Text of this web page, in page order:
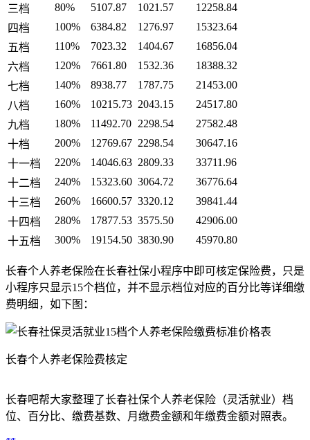
三档
80% 5107.87 1021.57
12258.84
四档
100% 6384.82 1276.97
15323.64
五档
110% 7023.32 1404.67
16856.04
六档
120% 7661.80 1532.36
18388.32
七档
140% 8938.77 1787.75
21453.00
八档
160% 10215.73 2043.15
24517.80
九档
180% 11492.70 2298.54
27582.48
十档
200% 12769.67 2298.54
30647.16
十一档
220% 14046.63 2809.33
33711.96
十二档
240% 15323.60 3064.72
36776.64
十三档
260% 16600.57 3320.12
39841.44
十四档
280% 17877.53 3575.50
42906.00
十五档
300% 19154.50 3830.90 45970.80
长春个人养老保险在长春社保小程序中即可核定保险费，只是
小程序只显示15个档位，并不显示档位对应的百分比等详细缴
费明细，如下图：
长春个人养老保险费核定
长春吧帮大家整理了长春社保个人养老保险（灵活就业）档
位、百分比、缴费基数、月缴费金额和年缴费金额对照表。